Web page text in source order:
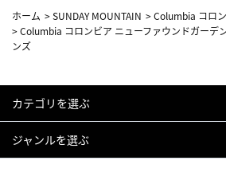
ホーム >SUNDAY MOUNTAIN >Columbia コロ
>Columbia コロンビア ニューファウンドガーデ
ンズ
カテゴリを選ぶ
ジャンルを選ぶ